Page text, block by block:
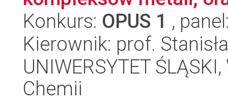
Konkurs: OPUS 1 ,
Kierownik: prof.
UNIWERSYTET
Chemii